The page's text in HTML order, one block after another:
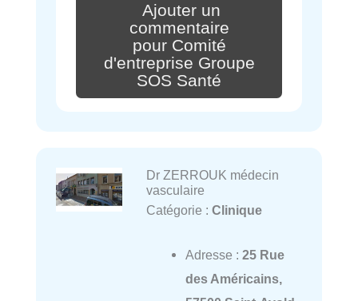
Ajouter un
commentaire
pour Comité
d'entreprise Groupe
SOS Santé
Dr ZERROUK médecin
vasculaire
Catégorie : Clinique
Adresse : 25 Rue
des Américains,